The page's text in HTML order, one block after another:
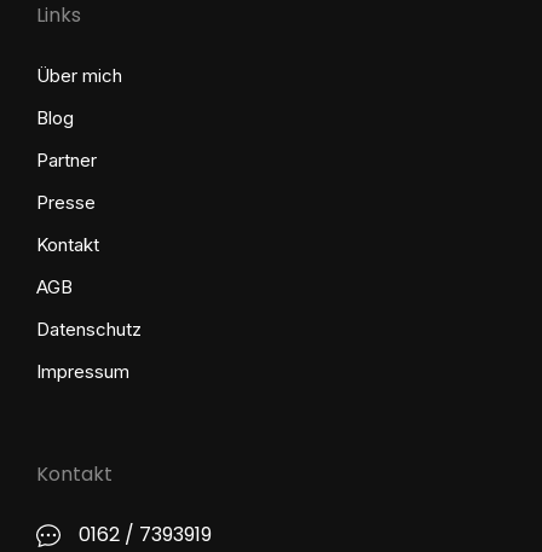
Links
Über mich
Blog
Partner
Presse
Kontakt
AGB
Datenschutz
Impressum
Kontakt
0162 / 7393919